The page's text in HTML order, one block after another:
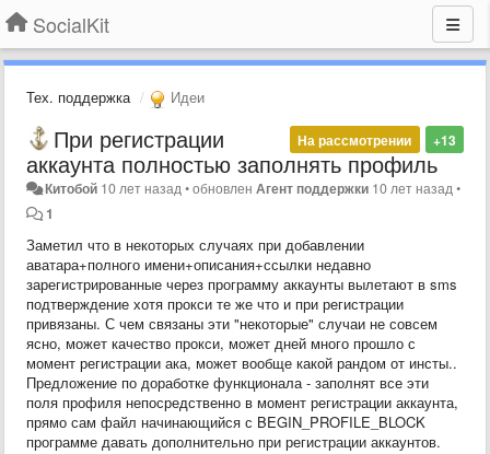
SocialKit
Тех. поддержка Идеи
+13
На рассмотрении
При регистрации
аккаунта полностью заполнять профиль
Китобой 10 лет назад •обновленАгент поддержки 10 лет назад •
1
Заметил что в некоторых случаях при добавлении
аватара+полного имени+описания+ссылки недавно
зарегистрированные через программу аккаунты вылетают в sms
подтверждение хотя прокси те же что и при регистрации
привязаны. С чем связаны эти "некоторые" случаи не совсем
ясно, может качество прокси, может дней много прошло с
момент регистрации ака, может вообще какой рандом от инсты..
Предложение по доработке функционала - заполнят все эти
поля профиля непосредственно в момент регистрации аккаунта,
прямо сам файл начинающийся с BEGIN_PROFILE_BLOCK
программе давать дополнительно при регистрации аккаунтов.